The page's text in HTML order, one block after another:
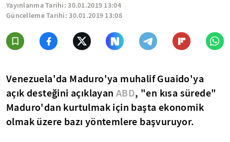
Yayınlanma Tarihi:30.01.2019 13:04
Güncelleme Tarihi:30.01.2019 13:08
Venezuela'da Maduro'ya muhalif Guaido'ya
açık desteğini açıklayan ABD, "en kısa sürede"
Maduro'dan kurtulmak için başta ekonomik
olmak üzere bazı yöntemlere başvuruyor.